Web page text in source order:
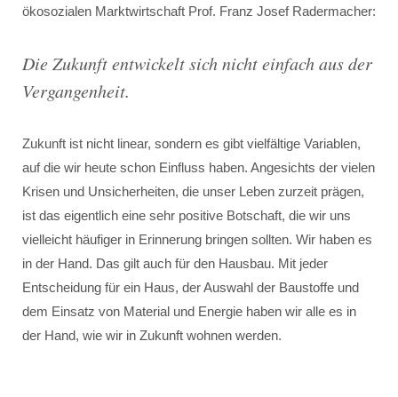
ökosozialen Marktwirtschaft Prof. Franz Josef Radermacher:
Die Zukunft entwickelt sich nicht einfach aus der
Vergangenheit.
Zukunft ist nicht linear, sondern es gibt vielfältige Variablen,
auf die wir heute schon Einfluss haben. Angesichts der vielen
Krisen und Unsicherheiten, die unser Leben zurzeit prägen,
ist das eigentlich eine sehr positive Botschaft, die wir uns
vielleicht häufiger in Erinnerung bringen sollten. Wir haben es
in der Hand. Das gilt auch für den Hausbau. Mit jeder
Entscheidung für ein Haus, der Auswahl der Baustoffe und
dem Einsatz von Material und Energie haben wir alle es in
der Hand, wie wir in Zukunft wohnen werden.